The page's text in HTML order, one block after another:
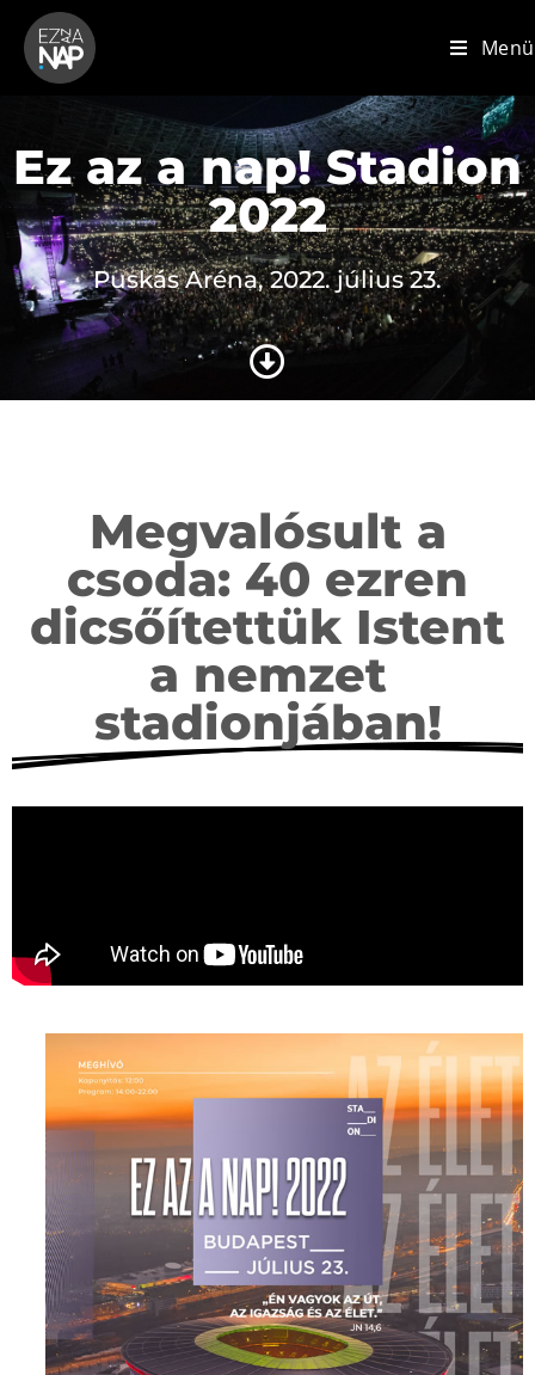
Menü
Ez az a nap! Stadion
2022
Puskás Aréna, 2022. július 23.
Megvalósult a
csoda: 40 ezren
dicsőítettük Istent
a nemzet
stadionjában!